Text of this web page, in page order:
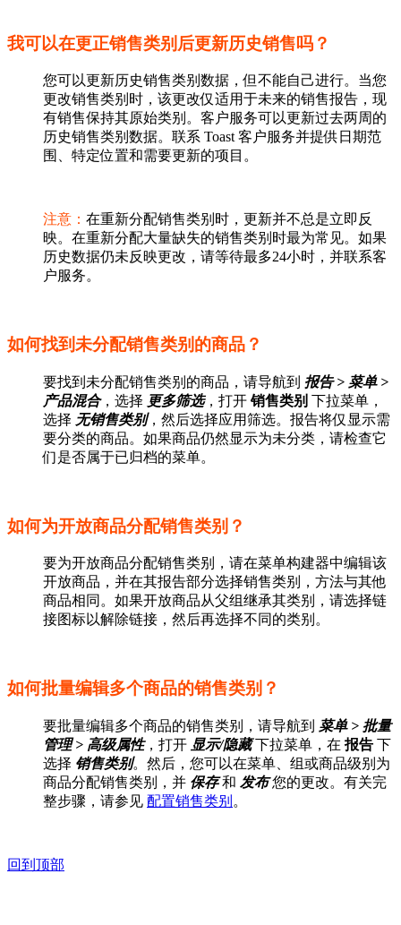
我可以在更正销售类别后更新历史销售吗？
您可以更新历史销售类别数据，但不能自己进行。当您
更改销售类别时，该更改仅适用于未来的销售报告，现
有销售保持其原始类别。客户服务可以更新过去两周的
历史销售类别数据。联系 Toast 客户服务并提供日期范
围、特定位置和需要更新的项目。
注意： 在重新分配销售类别时，更新并不总是立即反
映。在重新分配大量缺失的销售类别时最为常见。如果
历史数据仍未反映更改，请等待最多24小时，并联系客
户服务。
如何找到未分配销售类别的商品？
要找到未分配销售类别的商品，请导航到 报告 > 菜单 >
产品混合，选择 更多筛选，打开销售类别 下拉菜单，
选择 无销售类别，然后选择应用筛选。报告将仅显示需
要分类的商品。如果商品仍然显示为未分类，请检查它
们是否属于已归档的菜单。
如何为开放商品分配销售类别？
要为开放商品分配销售类别，请在菜单构建器中编辑该
开放商品，并在其报告部分选择销售类别，方法与其他
商品相同。如果开放商品从父组继承其类别，请选择链
接图标以解除链接，然后再选择不同的类别。
如何批量编辑多个商品的销售类别？
要批量编辑多个商品的销售类别，请导航到 菜单 > 批量
管理 > 高级属性，打开 显示/隐藏下拉菜单，在 报告 下
选择 销售类别。然后，您可以在菜单、组或商品级别为
商品分配销售类别，并 保存和 发布您的更改。有关完
整步骤，请参见 配置销售类别 。
回到顶部